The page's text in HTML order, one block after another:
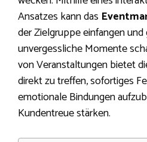
Ansatzes kann das
der Zielgruppe einfangen
unvergessliche Momente
von Veranstaltungen bietet
direkt zu treffen, sofortiges
emotionale Bindungen
Kundentreue stärken.